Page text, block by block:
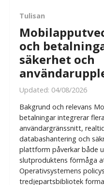
Tulisan
och
säkerhet och
Updated: 04/08/2026
Bakgrund och relevans
betalningar integrerar
användargränssnitt,
databashantering och
plattform påverkar både
slutproduktens förmåga
Operativsystemens
tredjepartsbibliotek